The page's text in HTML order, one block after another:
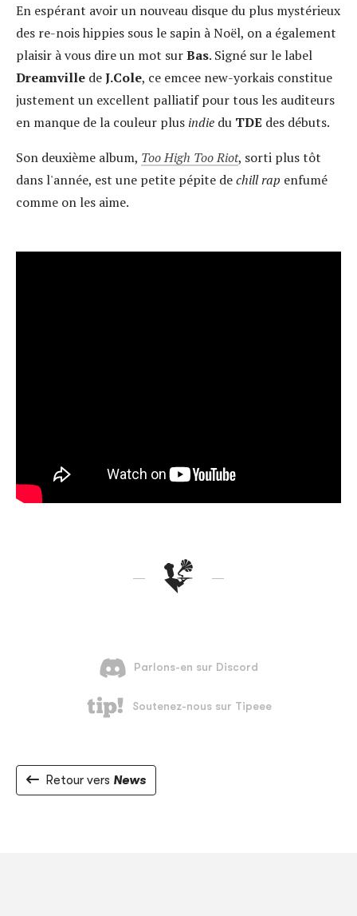
En espérant avoir un nouveau disque du plus mystérieux
des re-nois hippies sous le sapin à Noël, on a également
plaisir à vous dire un mot surBas. Signé sur le label
Dreamville deJ.Cole, ce emcee new-yorkais constitue
justement un excellent palliatif pour tous les auditeurs
en manque de la couleur plus indie du TDE des débuts.
Son deuxième album, Too High Too Riot, sorti plus tôt
dans l'année, est une petite pépite dechill rap enfumé
comme on les aime.
Retour vers News